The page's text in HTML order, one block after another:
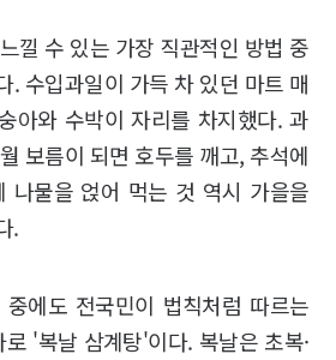
낄 수 있는 가장 직관적인 방법 중
. 수입과일이 가득 차 있던 마트 매
아와 수박이 자리를 차지했다. 과
보름이 되면 호두를 깨고, 추석에
나물을 얹어 먹는 것 역시 가을을
.
에도 전국민이 법칙처럼 따르는
'복날 삼계탕'이다. 복날은 초복·